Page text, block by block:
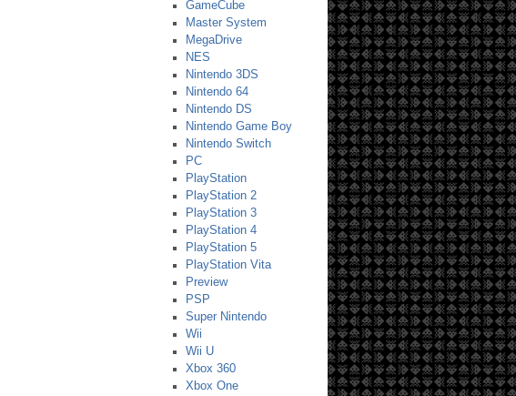
GameCube
Master System
MegaDrive
NES
Nintendo 3DS
Nintendo 64
Nintendo DS
Nintendo Game Boy
Nintendo Switch
PC
PlayStation
PlayStation 2
PlayStation 3
PlayStation 4
PlayStation 5
PlayStation Vita
Preview
PSP
Super Nintendo
Wii
Wii U
Xbox 360
Xbox One